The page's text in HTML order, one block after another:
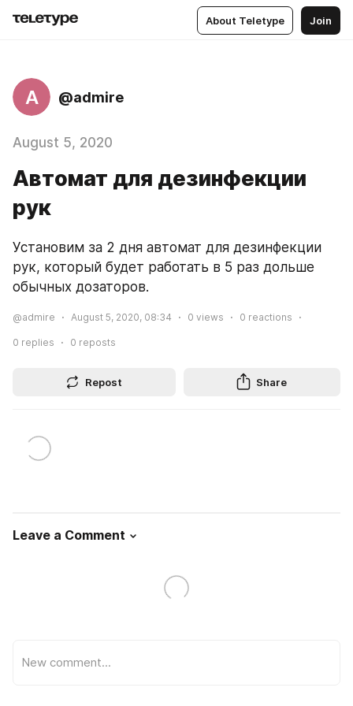
About Teletype Join
A @admire
August 5, 2020
Автомат для дезинфекции
рук
Установим за 2 дня автомат для дезинфекции
рук, который будет работать в 5 раз дольше
обычных дозаторов.
@admire August 5, 2020, 08:34 0 views 0 reactions
0 replies 0 reposts
Repost Share
Leave a Comment